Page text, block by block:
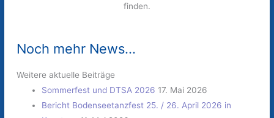
finden.
Noch mehr News...
Weitere aktuelle Beiträge
Sommerfest und DTSA 2026 17. Mai 2026
Bericht Bodenseetanzfest 25. / 26. April 2026 in